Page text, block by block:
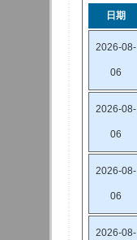
日期
2026-08-
06
2026-08-
06
2026-08-
06
2026-08-